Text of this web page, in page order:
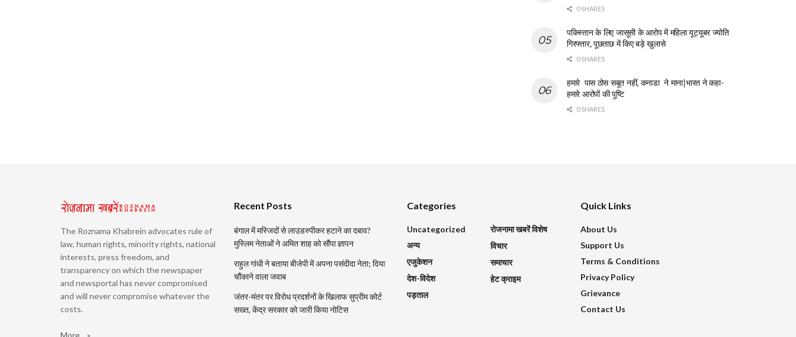
0 SHARES
पकिस्तान के लिए जासूसी के आरोप में महिला यूट्यूबर ज्योति
गिरफ्तार, पूछताछ में किए बड़े खुलासे
0 SHARES
हमारे पास ठोस सबूत नहीं, कनाडा ने माना|भारत ने कहा-
हमारे आरोपों की पुष्टि
0 SHARES
The Roznama Khabrein advocates rule of
law, human rights, minority rights, national
interests, press freedom, and
transparency on which the newspaper
and newsportal has never compromised
and will never compromise whatever the
costs.
Recent Posts
बंगाल में मस्जिदों से लाउडस्पीकर हटाने का दबाव?
मुस्लिम नेताओं ने अमित शाह को सौंपा ज्ञापन
राहुल गांधी ने बताया बीजेपी में अपना पसंदीदा नेता; दिया
चौंकाने वाला जवाब
जंतर-मंतर पर विरोध प्रदर्शनों के खिलाफ सुप्रीम कोर्ट
सख्त, केंद्र सरकार को जारी किया नोटिस
Categories
Uncategorized
अन्य
एजुकेशन
देश-विदेश
पड़ताल
रोजनामा खबरें विशेष
विचार
समाचार
हेट क्राइम
Quick Links
About Us
Support Us
Terms & Conditions
Privacy Policy
Grievance
Contact Us